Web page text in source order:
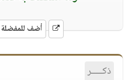
أضف للمفضلة
ذكـــــر